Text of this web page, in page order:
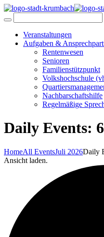
Veranstaltungen
Aufgaben &
Rentenwesen
Senioren
Familienstützpunkt
Volkshochschule
Nachbarschaftshilfe
Regelmäßige
Daily Events:
HomeAll EventsJuli 2026Daily
Ansicht laden.